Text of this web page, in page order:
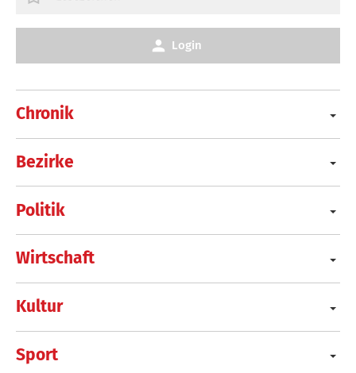
Chronik
Bezirke
Politik
Wirtschaft
Kultur
Sport
Login